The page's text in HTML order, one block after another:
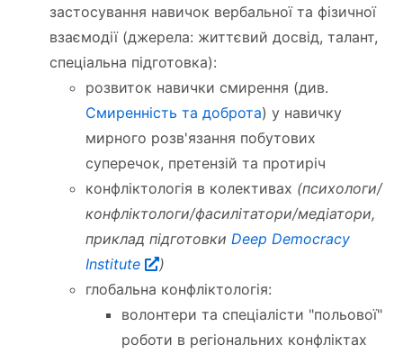
застосування навичок вербальної та фізичної
взаємодії (джерела: життєвий досвід, талант,
спеціальна підготовка):
розвиток навички смирення (див.
Смиренність та доброта) у навичку
мирного розв'язання побутових
суперечок, претензій та протиріч
конфліктологія в колективах (психологи/
конфліктологи/фасилітатори/медіатори,
приклад підготовки Deep Democracy
Institute
)
глобальна конфліктологія:
волонтери та спеціалісти "польової"
роботи в регіональних конфліктах